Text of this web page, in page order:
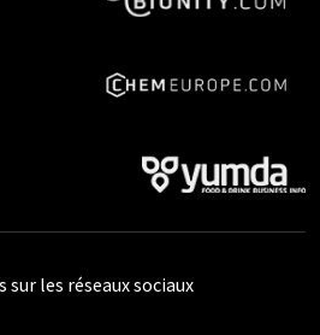
sur les réseaux sociaux